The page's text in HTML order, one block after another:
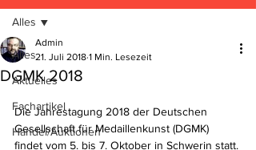
Alles
Aktuelles
Fachartikel
Handel/Auktionen
Alles
DGMK 2018
Admin
21. Juli 2018 1 Min. Lesezeit
Die Jahrestagung 2018 der Deutschen
Gesellschaft für Medaillenkunst (DGMK)
findet vom 5. bis 7. Oktober in Schwerin statt.